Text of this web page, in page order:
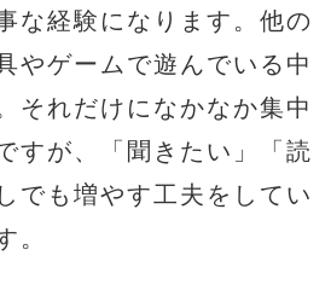
な経験になります。他の
やゲームで遊んでいる中
それだけになかなか集中
すが、「聞きたい」「読
でも増やす工夫をしてい